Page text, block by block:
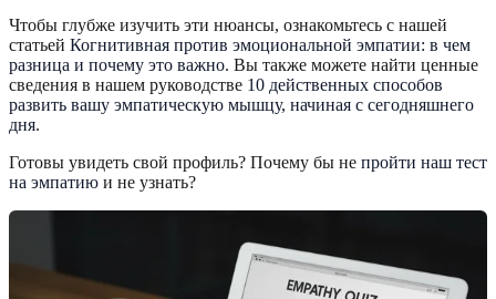
Чтобы глубже изучить эти нюансы, ознакомьтесь с нашей
статьей Когнитивная против эмоциональной эмпатии: в чем
разница и почему это важно. Вы также можете найти ценные
сведения в нашем руководстве 10 действенных способов
развить вашу эмпатическую мышцу, начиная с сегодняшнего
дня.
Готовы увидеть свой профиль? Почему бы не пройти наш тест
на эмпатию и не узнать?